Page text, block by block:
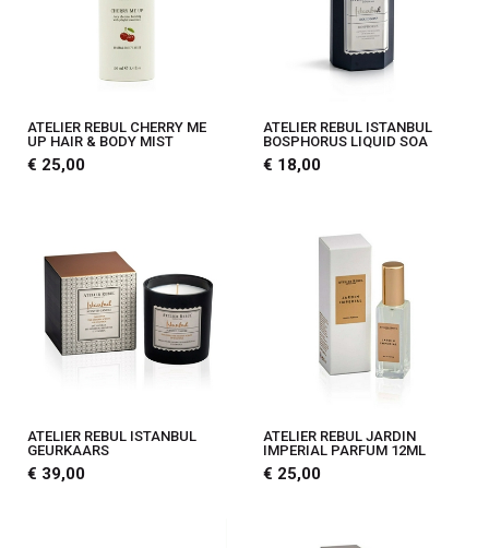
ATELIER REBUL CHERRY ME
UP HAIR & BODY MIST
€ 25,00
ATELIER REBUL ISTANBUL
BOSPHORUS LIQUID SOA
€ 18,00
ATELIER REBUL ISTANBUL
GEURKAARS
€ 39,00
ATELIER REBUL JARDIN
IMPERIAL PARFUM 12ML
€ 25,00